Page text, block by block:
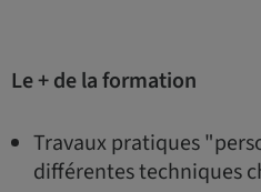
Le + de la formation
Travaux pratiques
différentes techniques